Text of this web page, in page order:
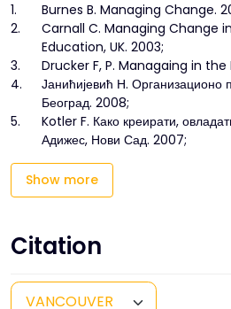
1.
Burnes B. Managing Change.
2.
Carnall C. Managing Change
Education, UK. 2003;
3.
Drucker F, P. Managaing in
4.
Јанићијевић Н. Организационо
Београд. 2008;
5.
Kotler F. Како креирати,
Адижес, Нови Сад. 2007;
Show more
Citation